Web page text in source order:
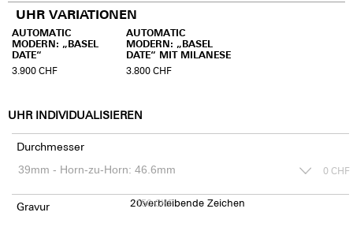
UHR VARIATIONEN
AUTOMATIC
MODERN: „BASEL
DATE“
3.900CHF
AUTOMATIC
MODERN: „BASEL
DATE“ MIT MILANESE
3.800 CHF
UHR INDIVIDUALISIEREN
Durchmesser
0 CHF
Gravur 150CHF
20verbleibende Zeichen